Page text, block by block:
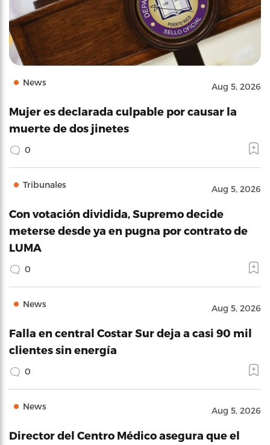
News Aug 5, 2026
Mujer es declarada culpable por causar la
muerte de dos jinetes
0
Tribunales Aug 5, 2026
Con votación dividida, Supremo decide
meterse desde ya en pugna por contrato de
LUMA
0
News Aug 5, 2026
Falla en central Costar Sur deja a casi 90 mil
clientes sin energía
0
News Aug 5, 2026
Director del Centro Médico asegura que el